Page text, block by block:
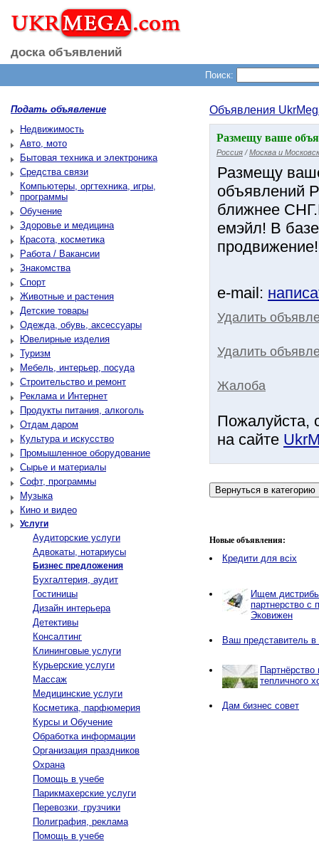
доска объявлений
Поиск:
Подать объявление
Недвижимость
Авто, мото
Бытовая техника и электроника
Средства связи
Компьютеры, оргтехника, игры,
программы
Обучение
Здоровье и медицина
Красота, косметика
Работа / Вакансии
Знакомства
Спорт
Животные и растения
Детские товары
Одежда, обувь, аксессуары
Ювелирные изделия
Туризм
Мебель, интерьер, посуда
Строительство и ремонт
Реклама и Интернет
Продукты питания, алкоголь
Отдам даром
Культура и искусство
Промышленное оборудование
Сырье и материалы
Софт, программы
Музыка
Кино и видео
Услуги
Аудиторские услуги
Адвокаты, нотариусы
Бизнес предложения
Бухгалтерия, аудит
Гостиницы
Дизайн интерьера
Детективы
Консалтинг
Клининговые услуги
Курьерские услуги
Массаж
Медицинские услуги
Косметика, парфюмерия
Курсы и Обучение
Обработка информации
Организация праздников
Охрана
Помощь в учебе
Парикмахерские услуги
Перевозки, грузчики
Полиграфия, реклама
Помощь в учебе
Объявления
Размещу ваше
Россия /Москва и
Размещу
объявлений
ближнее
емэйл! В
продвижение!
e-mail:
Удалить
Удалить
Жалоба
Пожалуйста,
на сайте
Новые объявления:
Кредити для всіх
Ищем
партнерство с
Эковижен
Ваш представитель в
Партнёрство
тепличного
Дам бизнес совет